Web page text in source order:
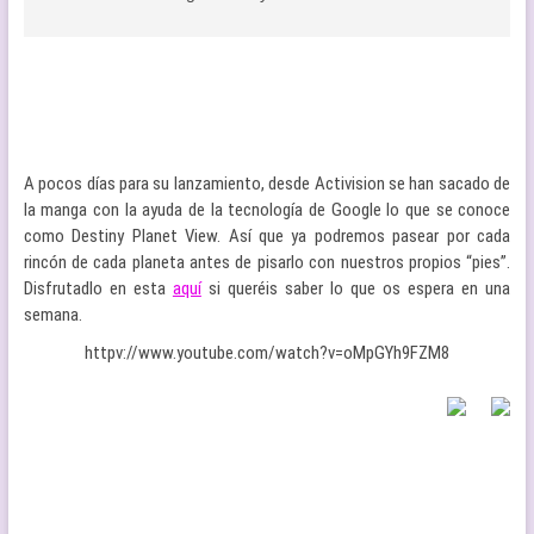
A pocos días para su lanzamiento, desde Activision se han sacado de
la manga con la ayuda de la tecnología de Google lo que se conoce
como Destiny Planet View. Así que ya podremos pasear por cada
rincón de cada planeta antes de pisarlo con nuestros propios “pies”.
Disfrutadlo en esta aquísi queréis saber lo que os espera en una
semana.
httpv://www.youtube.com/watch?v=oMpGYh9FZM8